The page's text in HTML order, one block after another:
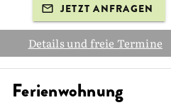
JETZT ANFRAGEN
Details und freie Termine
Ferienwohnung